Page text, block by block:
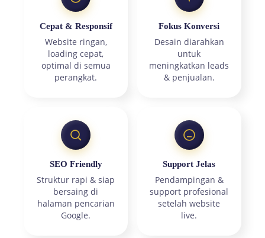
Cepat & Responsif
Website ringan,
loading cepat,
optimal di semua
perangkat.
Fokus Konversi
Desain diarahkan
untuk
meningkatkan leads
& penjualan.
SEO Friendly
Struktur rapi & siap
bersaing di
halaman pencarian
Google.
Support Jelas
Pendampingan &
support profesional
setelah website
live.